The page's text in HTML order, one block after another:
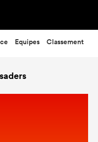
Equipes Classement